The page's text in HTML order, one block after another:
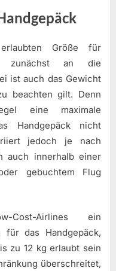
Größe für
zunächst an die
ist auch das Gewicht
beachten gilt. Denn
eine maximale
Handgepäck nicht
jedoch je nach
auch innerhalb einer
gebuchtem Flug
Airlines ein
das Handgepäck,
zu 12 kg erlaubt sein
überschreitet,